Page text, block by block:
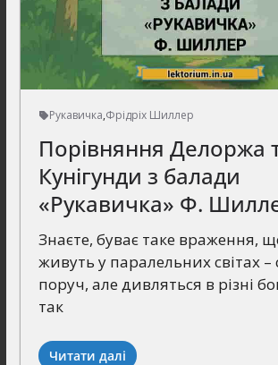
Рукавичка,Фрідріх Шиллер
Порівняння Делоржа
Кунігунди з балади
«Рукавичка» Ф.
Знаєте, буває таке враження,
живуть у паралельних світах –
поруч, але дивляться в різні
так
Читати далі